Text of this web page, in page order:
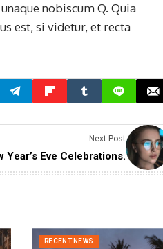
nobiscum Q. Quia
est, si videtur, et recta
Next Post
Year’s Eve Celebrations.
RECENT NEWS